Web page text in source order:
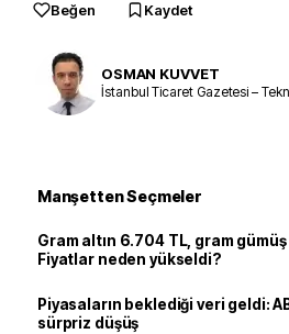
Beğen Kaydet
OSMAN KUVVET
İstanbul Ticaret Gazetesi –
Manşetten Seçmeler
Gram altın 6.704 TL, gram
Fiyatlar neden yükseldi?
Piyasaların beklediği veri geldi:
sürpriz düşüş